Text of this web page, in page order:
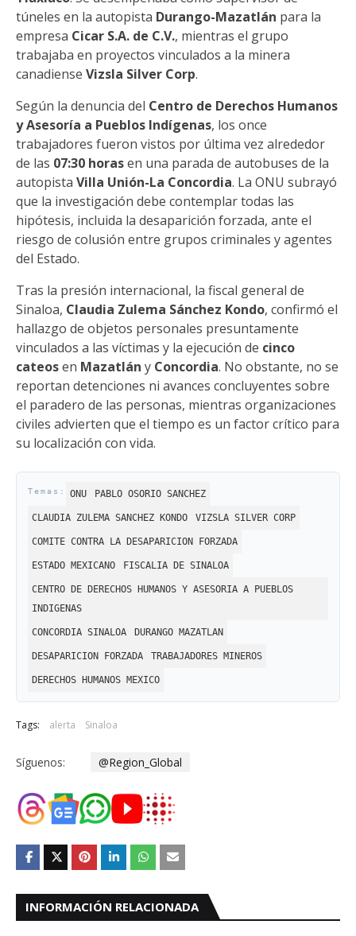
túneles en la autopista Durango-Mazatlán para la
empresa Cicar S.A. de C.V., mientras el grupo
trabajaba en proyectos vinculados a la minera
canadiense Vizsla Silver Corp.
Según la denuncia del Centro de Derechos Humanos
y Asesoría a Pueblos Indígenas, los once
trabajadores fueron vistos por última vez alrededor
de las 07:30 horasen una parada de autobuses de la
autopista Villa Unión-La Concordia. La ONU subrayó
que la investigación debe contemplar todas las
hipótesis, incluida la desaparición forzada, ante el
riesgo de colusión entre grupos criminales y agentes
del Estado.
Tras la presión internacional, la fiscal general de
Sinaloa, Claudia Zulema Sánchez Kondo, confirmó el
hallazgo de objetos personales presuntamente
vinculados a las víctimas y la ejecución de cinco
cateosen Mazatlán y Concordia. No obstante, no se
reportan detenciones ni avances concluyentes sobre
el paradero de las personas, mientras organizaciones
civiles advierten que el tiempo es un factor crítico para
su localización con vida.
ONU PABLO OSORIO SANCHEZ
CLAUDIA ZULEMA SANCHEZ KONDO VIZSLA SILVER CORP
COMITE CONTRA LA DESAPARICION FORZADA
ESTADO MEXICANO FISCALIA DE SINALOA
CENTRO DE DERECHOS HUMANOS Y ASESORIA A PUEBLOS
INDIGENAS
CONCORDIA SINALOA DURANGO MAZATLAN
DESAPARICION FORZADA TRABAJADORES MINEROS
DERECHOS HUMANOS MEXICO
Tags: alerta Sinaloa
Síguenos: @Region_Global
INFORMACIÓN RELACIONADA